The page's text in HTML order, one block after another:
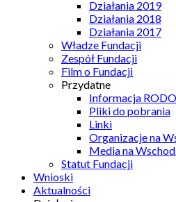
Działania 2019
Działania 2018
Działania 2017
Władze Fundacji
Zespół Fundacji
Film o Fundacji
Przydatne
Informacja RODO
Pliki do pobrania
Linki
Organizacje na
Media na
Statut Fundacji
Wnioski
Aktualności